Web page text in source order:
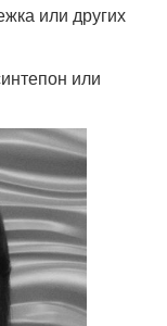
или других
или